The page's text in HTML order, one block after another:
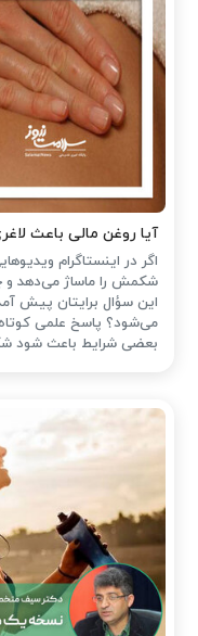
آیا روغن مالی باعث
اگر در اینستاگرام
شکمش را ماساژ می‌دهد و
این سؤال برایتان پیش
می‌شود؟ پاسخ علمی
بعضی شرایط باعث شود